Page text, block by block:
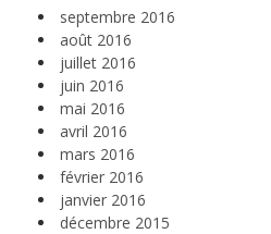
septembre 2016
août 2016
juillet 2016
juin 2016
mai 2016
avril 2016
mars 2016
février 2016
janvier 2016
décembre 2015